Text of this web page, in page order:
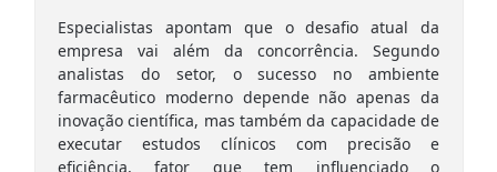
Especialistas apontam que o desafio atual da
empresa vai além da concorrência. Segundo
analistas do setor, o sucesso no ambiente
farmacêutico moderno depende não apenas da
inovação científica, mas também da capacidade de
executar estudos clínicos com precisão e
eficiência, fator que tem influenciado o